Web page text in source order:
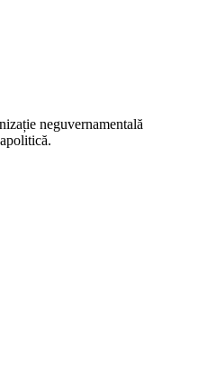
neguvernamentală